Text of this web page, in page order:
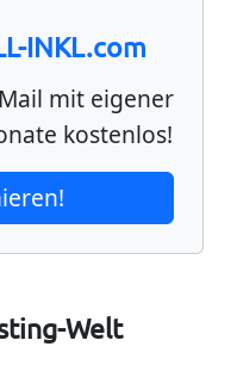
Welt
INKL.com
mit eigener
kostenlos!